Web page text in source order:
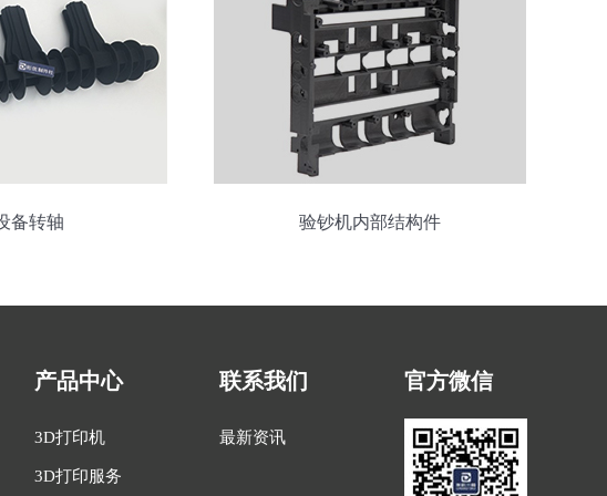
备转轴 验钞机内部结构件
产品中心
3D打印机
3D打印服务
联系我们
最新资讯
官方微信